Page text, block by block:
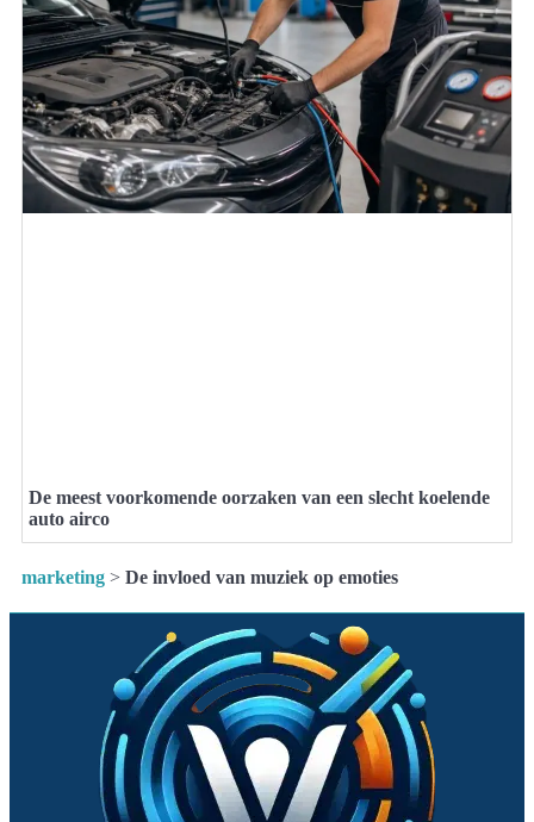
De meest voorkomende oorzaken van een slecht koelende
auto airco
marketing > De invloed van muziek op emoties